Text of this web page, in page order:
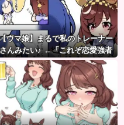
ウマ娘】まるで私のトレーナー
さんみたい♪ ←「これぞ恋愛強者
スペ一族…」